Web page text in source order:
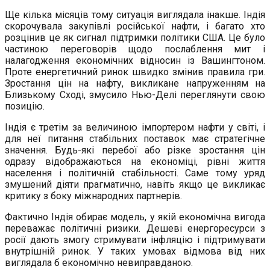
Ще кілька місяців тому ситуація виглядала інакше. Індія
скорочувала закупівлі російської нафти, і багато хто
розцінив це як сигнал підтримки політики США. Це було
частиною переговорів щодо послаблення мит і
налагодження економічних відносин із Вашингтоном.
Проте енергетичний ринок швидко змінив правила гри.
Зростання цін на нафту, викликане напруженням на
Близькому Сході, змусило Нью-Делі переглянути свою
позицію.
Індія є третім за величиною імпортером нафти у світі, і
для неї питання стабільних поставок має стратегічне
значення. Будь-які перебої або різке зростання цін
одразу відображаються на економіці, рівні життя
населення і політичній стабільності. Саме тому уряд
змушений діяти прагматично, навіть якщо це викликає
критику з боку міжнародних партнерів.
Фактично Індія обирає модель, у якій економічна вигода
переважає політичні ризики. Дешеві енергоресурси з
росії дають змогу стримувати інфляцію і підтримувати
внутрішній ринок. У таких умовах відмова від них
виглядала б економічно невиправданою.